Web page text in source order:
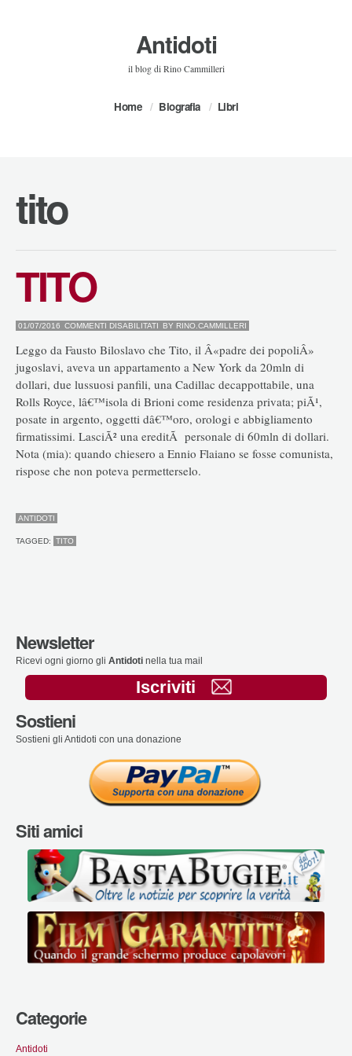
Antidoti
il blog di Rino Cammilleri
Home Biografia Libri
tito
TITO
01/07/2016 COMMENTI DISABILITATI SU
BY RINO.CAMMILLERI
Leggo da Fausto Biloslavo che Tito, il Â«padre dei popoliÂ»
jugoslavi, aveva un appartamento a New York da 20mln di
dollari, due lussuosi panfili, una Cadillac decappottabile, una
Rolls Royce, lâ€™isola di Brioni come residenza privata; piÃ¹,
posate in argento, oggetti dâ€™oro, orologi e abbigliamento
firmatissimi. LasciÃ² una ereditÃ personale di 60mln di dollari.
Nota (mia): quando chiesero a Ennio Flaiano se fosse comunista,
rispose che non poteva permetterselo.
ANTIDOTI
TAGGED: TITO
Newsletter
Ricevi ogni giorno gli Antidoti nella tua mail
Iscriviti
Sostieni
Sostieni gli Antidoti con una donazione
Siti amici
Categorie
Antidoti